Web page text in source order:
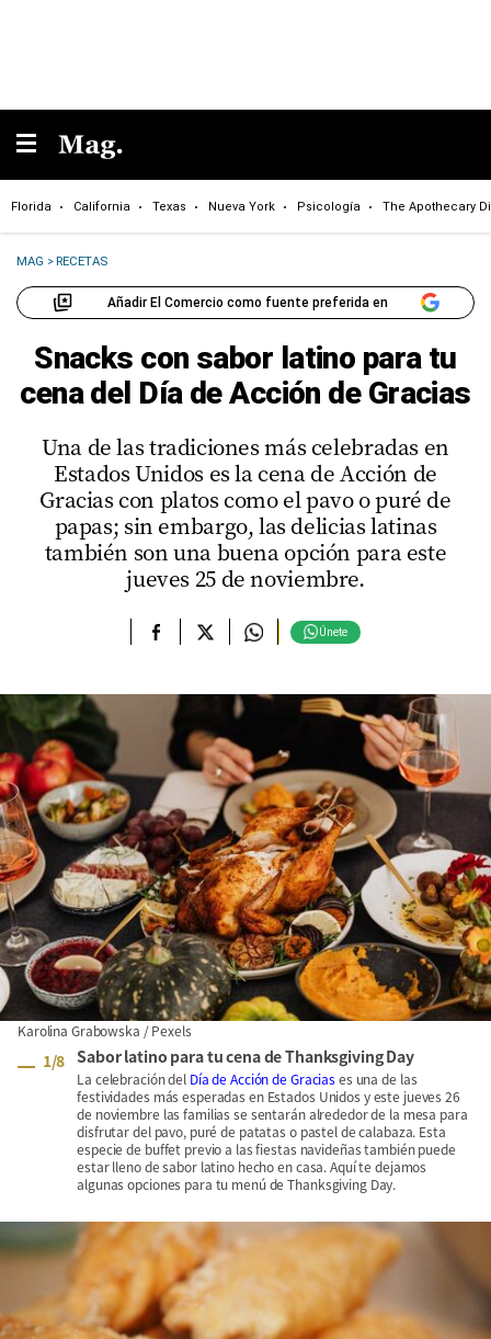
Florida California Texas Nueva York Psicología The Apothecary
MAG >RECETAS
Añadir El Comercio como fuente preferida en
Snacks con sabor latino para tu
cena del Día de Acción de Gracias
Una de las tradiciones más celebradas en
Estados Unidos es la cena de Acción de
Gracias con platos como el pavo o puré de
papas; sin embargo, las delicias latinas
también son una buena opción para este
jueves 25 de noviembre.
Únete
Karolina Grabowska / Pexels
1/8 Sabor latino para tu cena de Thanksgiving Day
La celebración del Día de Acción de Gracias es una de las
festividades más esperadas en Estados Unidos y este jueves 26
de noviembre las familias se sentarán alrededor de la mesa para
disfrutar del pavo, puré de patatas o pastel de calabaza. Esta
especie de buffet previo a las fiestas navideñas también puede
estar lleno de sabor latino hecho en casa. Aquí te dejamos
algunas opciones para tu menú de Thanksgiving Day.